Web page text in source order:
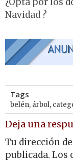
Navidad ?
Tags
belén, árbol,
Deja una
Tu dirección
publicada. Los